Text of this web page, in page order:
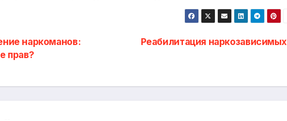
Реабилитация наркозависимых
наркоманов:
прав?